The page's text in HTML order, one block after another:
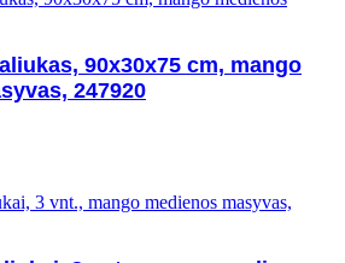
90x30x75 cm, mango
247920